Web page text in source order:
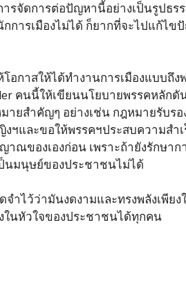
รจัดการต่อปัญหานี้อย่างเป็นรูปธร
การเมืองไม่ได้ ก็ยากที่จะไปแก้ไข
าสให้ได้ทำงานการเมืองแบบถึง
คนนี้ให้เขียนนโยบายพรรคหลักดั
ยสำคัญๆ อย่างเช่น กฎหมายรับรอ
ฯและขอให้พรรคฯประสบความสำเ
ณของเองก่อน เพราะถ้ายังรักษาก
นมนุษย์ของประชาชนไม่ได้
ไว้ว่ามันงดงามและทรงพลังเพียง
ในหัวใจของประชาชนได้ทุกคน